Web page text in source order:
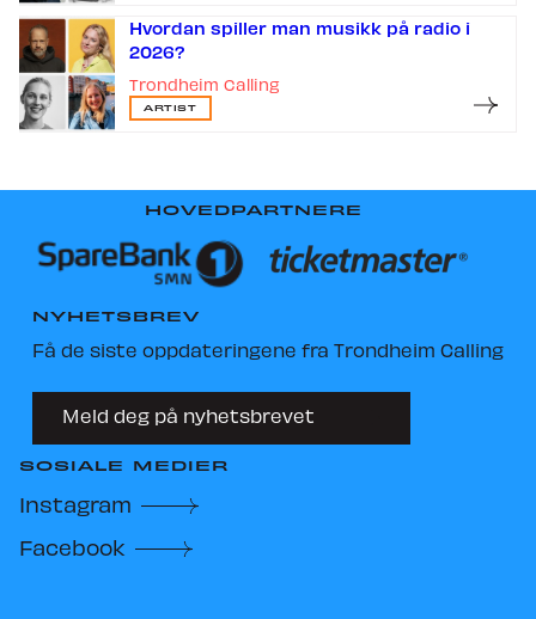
Hvordan spiller man musikk på radio i
2026?
Trondheim Calling
ARTIST
HOVEDPARTNERE
NYHETSBREV
Få de siste oppdateringene fra Trondheim Calling
Meld deg på nyhetsbrevet
SOSIALE MEDIER
Instagram
Facebook